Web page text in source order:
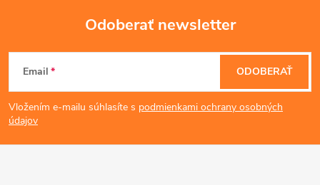
Z
á
p
Odoberať newsletter
Email
Vložením e-mailu súhlasíte s podmienkami ochrany osobných
údajov
ODOBERAŤ